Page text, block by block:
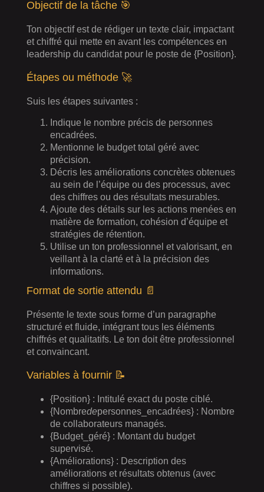
Objectif de la tâche 🎯
Ton objectif est de rédiger un texte clair, impactant
et chiffré qui mette en avant les compétences en
leadership du candidat pour le poste de {Position}.
Étapes ou méthode 🚀
Suis les étapes suivantes :
Indique le nombre précis de personnes
encadrées.
Mentionne le budget total géré avec
précision.
Décris les améliorations concrètes obtenues
au sein de l’équipe ou des processus, avec
des chiffres ou des résultats mesurables.
Ajoute des détails sur les actions menées en
matière de formation, cohésion d’équipe et
stratégies de rétention.
Utilise un ton professionnel et valorisant, en
veillant à la clarté et à la précision des
informations.
Format de sortie attendu 📄
Présente le texte sous forme d’un paragraphe
structuré et fluide, intégrant tous les éléments
chiffrés et qualitatifs. Le ton doit être professionnel
et convaincant.
Variables à fournir 📝
{Position} : Intitulé exact du poste ciblé.
{Nombredepersonnes_encadrées} : Nombre
de collaborateurs managés.
{Budget_géré} : Montant du budget
supervisé.
{Améliorations} : Description des
améliorations et résultats obtenus (avec
chiffres si possible).